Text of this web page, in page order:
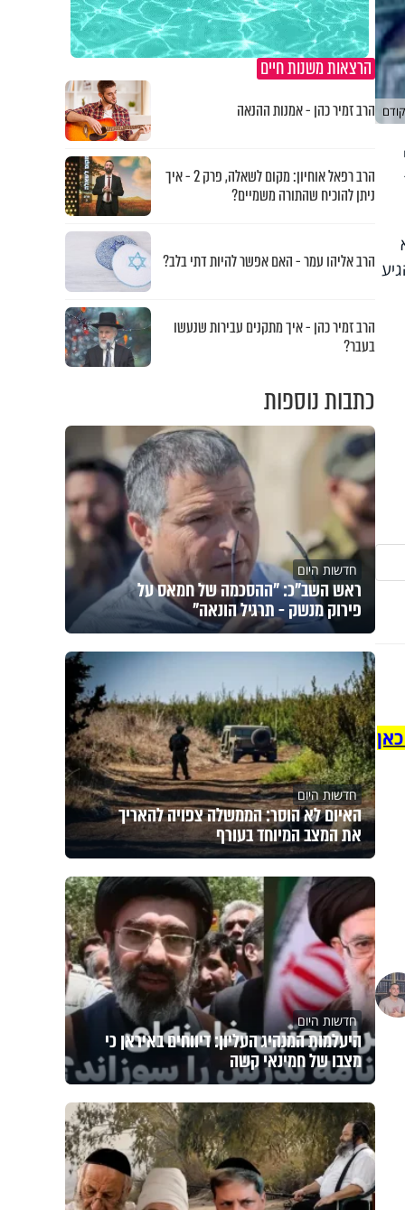
הרצאות משנות חיים
הרב זמיר כהן - אמנות ההנאה
הרב רפאל אוחיון: מקום לשאלה, פרק 2 - איך
ניתן להוכיח שהתורה משמיים?
הרב אליהו עמר - האם אפשר להיות דתי בלב?
הרב זמיר כהן - איך מתקנים עבירות שנעשו
בעבר?
כתבות נוספות
חדשות היום
ראש השב"כ: "ההסכמה של חמאס על
פירוק מנשק - תרגיל הונאה"
חדשות היום
האיום לא הוסר: הממשלה צפויה להאריך
את המצב המיוחד בעורף
חדשות היום
היעלמות המנהיג העליון: דיווחים באיראן כי
מצבו של חמינאי קשה